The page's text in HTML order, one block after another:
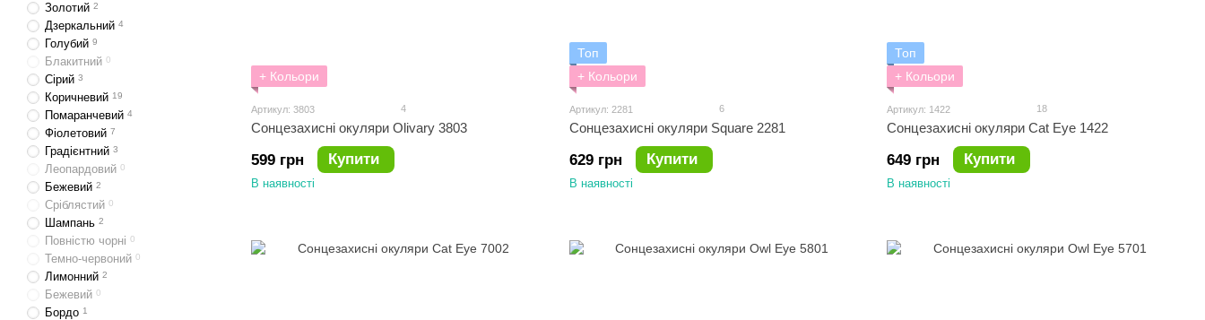
+ Кольори
Артикул: 3803 4
Сонцезахисні окуляри Olivary 3803
599 грн Купити
В наявності
Топ
+ Кольори
Артикул: 2281 6
Сонцезахисні окуляри Square 2281
629 грн Купити
В наявності
Топ
+ Кольори
Артикул: 1422 18
Сонцезахисні окуляри Cat Eye 1422
649 грн Купити
В наявності
Золотий 2
Дзеркальний 4
Голубий 9
Блакитний 0
Сірий 3
Коричневий 19
Помаранчевий 4
Фіолетовий 7
Градієнтний 3
Леопардовий 0
Бежевий 2
Сріблястий 0
Шампань 2
Повністю чорні 0
Темно-червоний 0
Лимонний 2
Бежевий 0
Бордо 1